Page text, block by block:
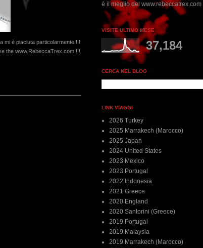
mi è piaciuta particolarmente !!!
the www.RebeccaTrex.com !!!
"qui", c'è il meglio del www.rebeccatrex.com
VISITE ULTIMO MESE
37,184
CERCA NEL BLOG
LINK VIAGGI
2026 Turkey
2025 Marrakech (Marocco)
2025 Japan
2024 United States
2023 Mexico
2023 Portugal
2022 Indonesia
2021 Greece
2020 England
2020 Santorini (Greece)
2019 Portugal
2019 Malaysia
2019 Marrakech (Marocco)